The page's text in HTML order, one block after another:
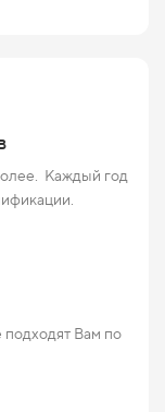
Каждый год
подходят Вам по